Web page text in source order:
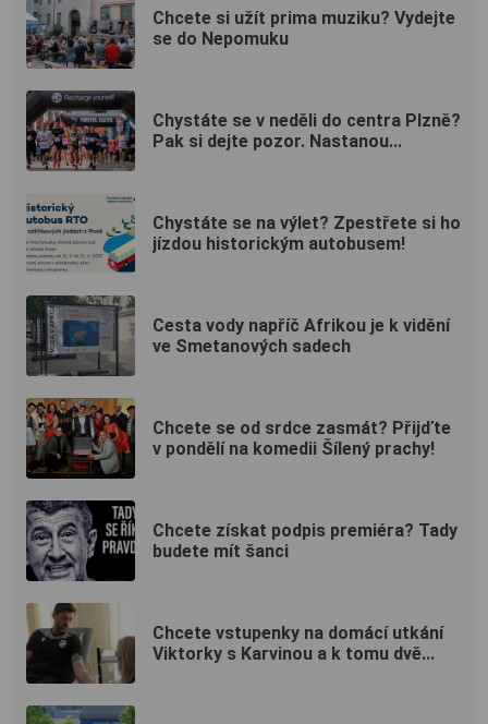
Chcete si užít prima muziku? Vydejte
se do Nepomuku
Chystáte se v neděli do centra Plzně?
Pak si dejte pozor. Nastanou...
Chystáte se na výlet? Zpestřete si ho
jízdou historickým autobusem!
Cesta vody napříč Afrikou je k vidění
ve Smetanových sadech
Chcete se od srdce zasmát? Přijďte
v pondělí na komedii Šílený prachy!
Chcete získat podpis premiéra? Tady
budete mít šanci
Chcete vstupenky na domácí utkání
Viktorky s Karvinou a k tomu dvě...